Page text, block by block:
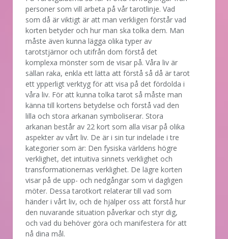
personer som vill arbeta på vår tarotlinje. Vad
som då är viktigt är att man verkligen förstår vad
korten betyder och hur man ska tolka dem. Man
måste även kunna lägga olika typer av
tarotstjärnor och utifrån dom förstå det
komplexa mönster som de visar på. Våra liv är
sällan raka, enkla ett lätta att förstå så då är tarot
ett ypperligt verktyg för att visa på det fördolda i
våra liv. För att kunna tolka tarot så måste man
känna till kortens betydelse och förstå vad den
lilla och stora arkanan symboliserar. Stora
arkanan består av 22 kort som alla visar på olika
aspekter av vårt liv. De är i sin tur indelade i tre
kategorier som är: Den fysiska världens högre
verklighet, det intuitiva sinnets verklighet och
transformationernas verklighet. De lägre korten
visar på de upp- och nedgångar som vi dagligen
möter. Dessa tarotkort relaterar till vad som
händer i vårt liv, och de hjälper oss att förstå hur
den nuvarande situation påverkar och styr dig,
och vad du behöver göra och manifestera för att
nå dina mål.